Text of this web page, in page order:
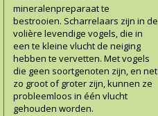
mineralenpreparaat te
bestrooien. Scharrelaars zijn in de
volière levendige vogels, die in
een te kleine vlucht de neiging
hebben te vervetten. Met vogels
die geen soortgenoten zijn, en net
zo groot of groter zijn, kunnen ze
probleemloos in één vlucht
gehouden worden.